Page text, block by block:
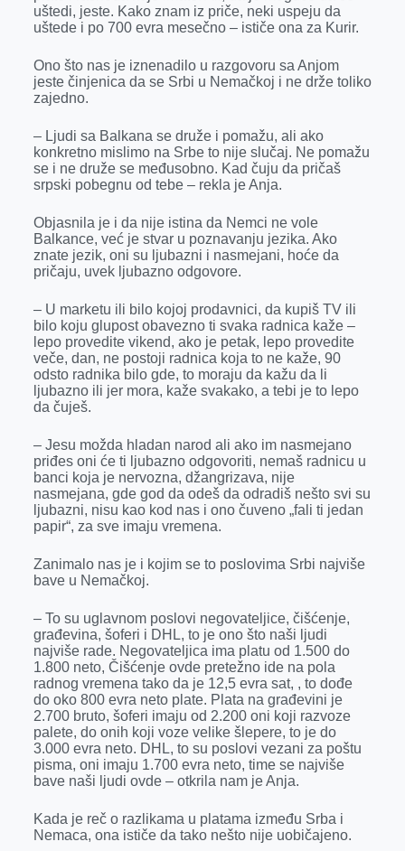
uštedi, jeste. Kako znam iz priče, neki uspeju da
uštede i po 700 evra mesečno – ističe ona za Kurir.
Ono što nas je iznenadilo u razgovoru sa Anjom
jeste činjenica da se Srbi u Nemačkoj i ne drže toliko
zajedno.
– Ljudi sa Balkana se druže i pomažu, ali ako
konkretno mislimo na Srbe to nije slučaj. Ne pomažu
se i ne druže se međusobno. Kad čuju da pričaš
srpski pobegnu od tebe – rekla je Anja.
Objasnila je i da nije istina da Nemci ne vole
Balkance, već je stvar u poznavanju jezika. Ako
znate jezik, oni su ljubazni i nasmejani, hoće da
pričaju, uvek ljubazno odgovore.
– U marketu ili bilo kojoj prodavnici, da kupiš TV ili
bilo koju glupost obavezno ti svaka radnica kaže –
lepo provedite vikend, ako je petak, lepo provedite
veče, dan, ne postoji radnica koja to ne kaže, 90
odsto radnika bilo gde, to moraju da kažu da li
ljubazno ili jer mora, kaže svakako, a tebi je to lepo
da čuješ.
– Jesu možda hladan narod ali ako im nasmejano
priđes oni će ti ljubazno odgovoriti, nemaš radnicu u
banci koja je nervozna, džangrizava, nije
nasmejana, gde god da odeš da odradiš nešto svi su
ljubazni, nisu kao kod nas i ono čuveno „fali ti jedan
papir“, za sve imaju vremena.
Zanimalo nas je i kojim se to poslovima Srbi najviše
bave u Nemačkoj.
– To su uglavnom poslovi negovateljice, čišćenje,
građevina, šoferi i DHL, to je ono što naši ljudi
najviše rade. Negovateljica ima platu od 1.500 do
1.800 neto, Čišćenje ovde pretežno ide na pola
radnog vremena tako da je 12,5 evra sat, , to dođe
do oko 800 evra neto plate. Plata na građevini je
2.700 bruto, šoferi imaju od 2.200 oni koji razvoze
palete, do onih koji voze velike šlepere, to je do
3.000 evra neto. DHL, to su poslovi vezani za poštu
pisma, oni imaju 1.700 evra neto, time se najviše
bave naši ljudi ovde – otkrila nam je Anja.
Kada je reč o razlikama u platama između Srba i
Nemaca, ona ističe da tako nešto nije uobičajeno.